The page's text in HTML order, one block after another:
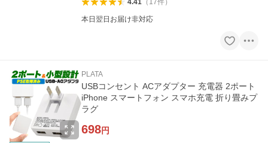
4.41（ 17件）
本日翌日お届け非対応
PLATA
USBコンセント ACアダプター 充電器 2ポート
iPhone スマートフォン スマホ充電 折り畳みプ
ラグ
698円